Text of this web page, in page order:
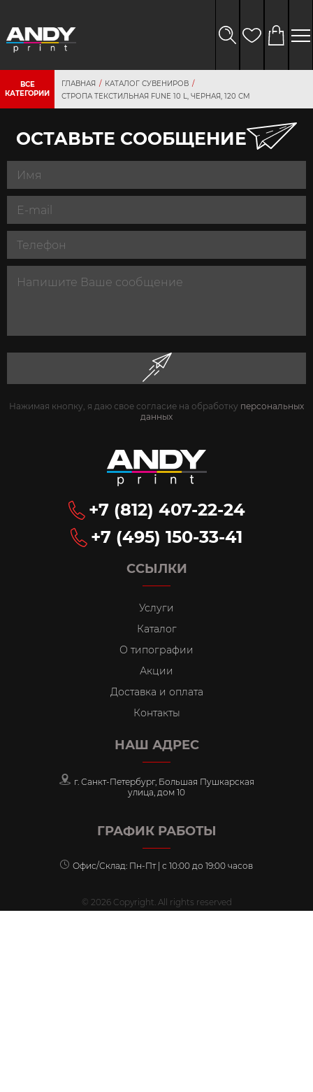
ВСЕ
КАТЕГОРИИ
ГЛАВНАЯ
КАТАЛОГ СУВЕНИРОВ
СТРОПА ТЕКСТИЛЬНАЯ FUNE 10 L, ЧЕРНАЯ, 120 СМ
ОСТАВЬТЕ СООБЩЕНИЕ
Нажимая кнопку, я даю свое согласие на обработку персональных
данных
ССЫЛКИ
Услуги
Каталог
О типографии
Акции
Доставка и оплата
Контакты
НАШ АДРЕС
г. Санкт-Петербург, Большая Пушкарская
улица, дом 10
ГРАФИК РАБОТЫ
Офис/Склад: Пн-Пт | с 10:00 до 19:00 часов
+7 (812) 407-22-24
+7 (495) 150-33-41
© 2026 Copyright. All rights reserved
данных